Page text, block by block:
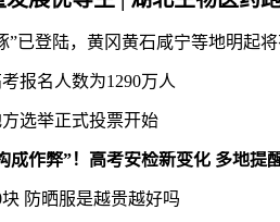
报名人数为1290万人
选举正式投票开始
成作弊”！高考安检新变化 多地提
块 防晒服是越贵越好吗